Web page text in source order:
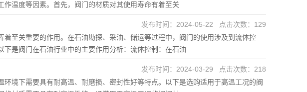
温度等因素。首先，阀门的材质对其使用寿命有着至关
至关重要的作用。在石油勘探、采油、储运等过程中，阀门的使用涉及到流体控
是阀门在石油行业中的主要作用分析：流体控制：在石油
发布时间：2024-05-22 点击次数：129
境下需要具有耐高温、耐磨损、密封性好等特点。以下是选购适用于高温工况的阀
发布时间：2024-03-29 点击次数：218